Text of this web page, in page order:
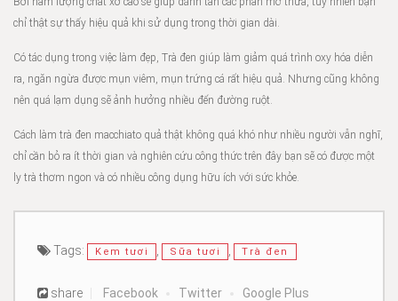
chỉ thật sự thấy hiệu quả khi sử dụng trong thời gian dài.
Có tác dụng trong việc làm đẹp, Trà đen giúp làm giảm quá trình oxy hóa diễn
ra, ngăn ngừa được mụn viêm, mụn trứng cá rất hiệu quả. Nhưng cũng không
nên quá lạm dụng sẽ ảnh hưởng nhiều đến đường ruột.
Cách làm trà đen macchiato quả thật không quá khó như nhiều người vẫn nghĩ,
chỉ cần bỏ ra ít thời gian và nghiên cứu công thức trên đây bạn sẽ có được một
ly trà thơm ngon và có nhiều công dụng hữu ích với sức khỏe.
Tags: Kem tươi Sữa tươi Trà đen
share Facebook Twitter Google Plus